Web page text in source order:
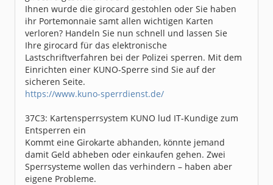
Ihnen wurde die girocard gestohlen oder Sie haben
ihr Portemonnaie samt allen wichtigen Karten
verloren? Handeln Sie nun schnell und lassen Sie
Ihre girocard für das elektronische
Lastschriftverfahren bei der Polizei sperren. Mit dem
Einrichten einer KUNO-Sperre sind Sie auf der
sicheren Seite.
https://www.kuno-sperrdienst.de/
37C3: Kartensperrsystem KUNO lud IT-Kundige zum
Entsperren ein
Kommt eine Girokarte abhanden, könnte jemand
damit Geld abheben oder einkaufen gehen. Zwei
Sperrsysteme wollen das verhindern – haben aber
eigene Probleme.